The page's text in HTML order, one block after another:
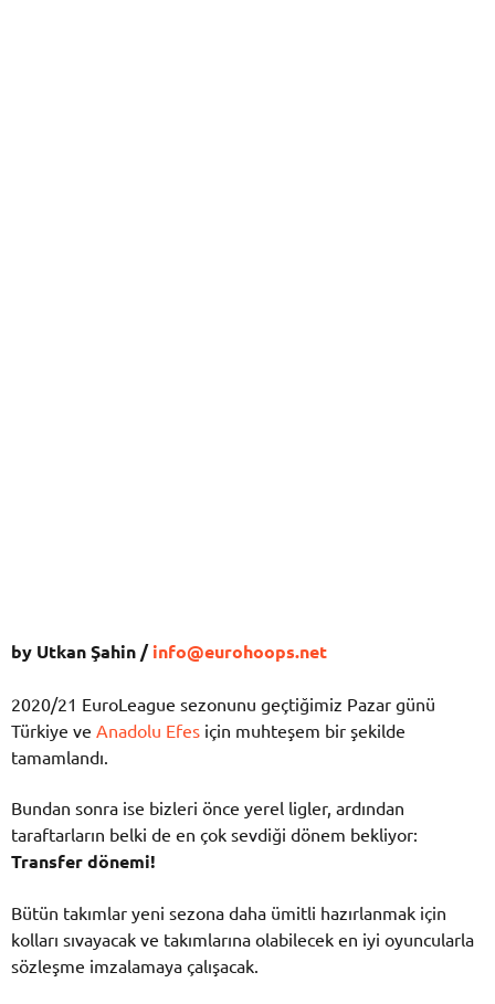
by Utkan Şahin /info@eurohoops.net
2020/21 EuroLeague sezonunu geçtiğimiz Pazar günü
Türkiye ve Anadolu Efes için muhteşem bir şekilde
tamamlandı.
Bundan sonra ise bizleri önce yerel ligler, ardından
taraftarların belki de en çok sevdiği dönem bekliyor:
Transfer dönemi!
Bütün takımlar yeni sezona daha ümitli hazırlanmak için
kolları sıvayacak ve takımlarına olabilecek en iyi oyuncularla
sözleşme imzalamaya çalışacak.